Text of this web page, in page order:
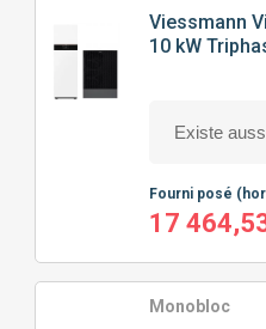
Viessmann
10 kW
Fourni posé
17
Monobloc